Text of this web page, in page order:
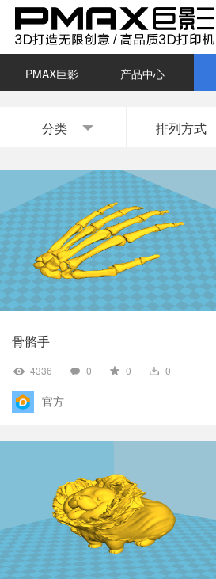
PMAX巨影 产品中心
分类 排列方式
骨骼手
4336 0 0 0
官方